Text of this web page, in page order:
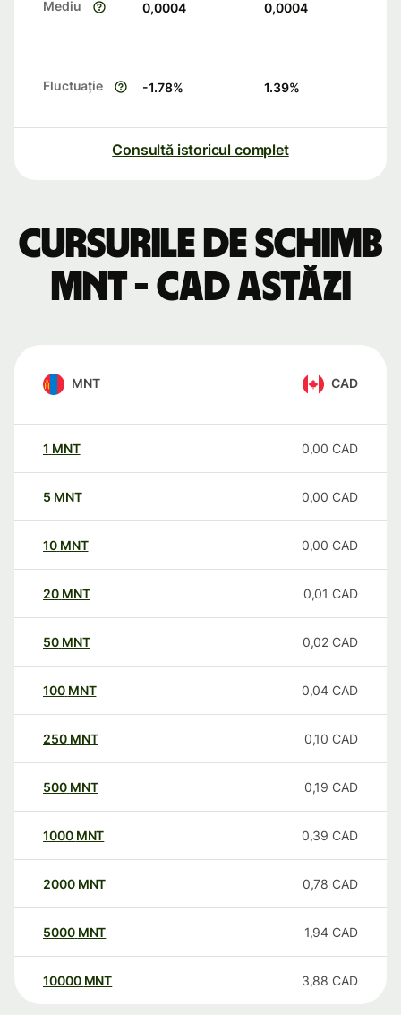
Mediu 0,0004 0,0004
Fluctuație -1.78% 1.39%
Consultă istoricul complet
Cursurile de schimb
MNT - CAD astăzi
MNT CAD
1 MNT 0,00 CAD
5 MNT 0,00 CAD
10 MNT 0,00 CAD
20 MNT 0,01 CAD
50 MNT 0,02 CAD
100 MNT 0,04 CAD
250 MNT 0,10 CAD
500 MNT 0,19 CAD
1000 MNT 0,39 CAD
2000 MNT 0,78 CAD
5000 MNT 1,94 CAD
10000 MNT 3,88 CAD